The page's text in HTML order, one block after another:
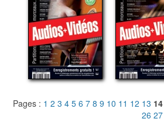
Pages : 1 2 3 4 5 6 7 8 9 10 11 12 13 14
26 27